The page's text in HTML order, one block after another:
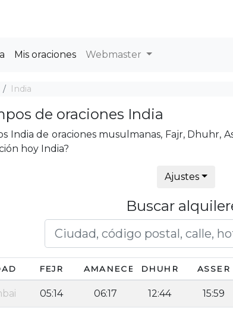
Mis oraciones Webmaster
India
de oraciones India
India de oraciones musulmanas, Fajr, Dhuhr,
hoy India?
Ajustes
Buscar
FEJR AMANECER DHUHR ASSER
05:14 06:17 12:44 15:59